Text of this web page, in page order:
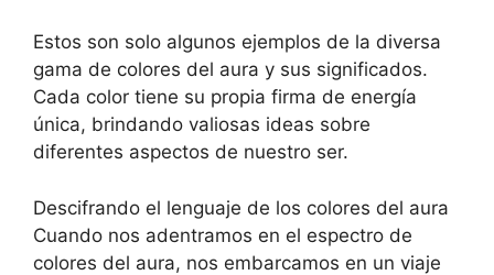
Estos son solo algunos ejemplos de la diversa
gama de colores del aura y sus significados.
Cada color tiene su propia firma de energía
única, brindando valiosas ideas sobre
diferentes aspectos de nuestro ser.
Descifrando el lenguaje de los colores del aura
Cuando nos adentramos en el espectro de
colores del aura, nos embarcamos en un viaje